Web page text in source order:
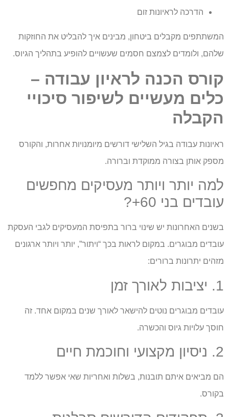
הדרכה לראיונות זום
המשתתפים מקבלים ביטחון, מבינים איך להבליט את החוזקות
שלהם, ולומדים לצמצם חסמים שעשויים להופיע בתהליך הגיוס.
קורס הכנה לראיון עבודה –
כלים מעשיים לשיפור סיכויי
הקבלה
ראיונות עבודה בגיל השלישי דורשים מיומנויות אחרות, והקורס
מספק אותן בצורה ממוקדת וברורה.
למה יותר ויותר מעסיקים מחפשים
עובדים בני 60+?
בשנים האחרונות יש שינוי ברור בתפיסת המעסיקים לגבי העסקת
עובדים מבוגרים. במקום לראות בכך “ויתור”, יותר ויותר ארגונים
מזהים יתרונות ברורים:
1. יציבות לאורך זמן
עובדים מבוגרים נוטים להישאר לאורך שנים במקום אחד. זה
חוסך עלויות גיוס והכשרה.
2. ניסיון מקצועי וחוכמת חיים
הם מביאים איתם תובנות, בשלות ואחריות שאי אפשר ללמד
בקורס.